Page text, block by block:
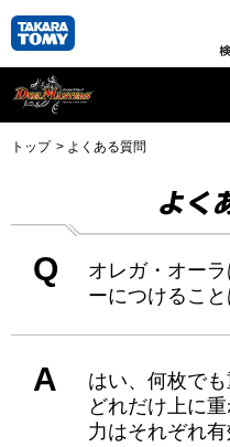
トップ よくある質問
よく
Q
オレガ・オー
ーにつけるこ
A
はい、何枚でも
どれだけ上に
力はそれぞれ有